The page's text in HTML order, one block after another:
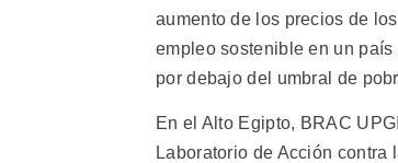
aumento de los precios de
empleo sostenible en un
por debajo del umbral de
En el Alto Egipto, BRAC
Laboratorio de Acción